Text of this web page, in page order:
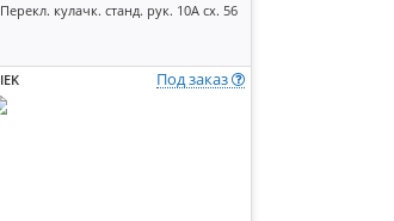
Перекл. кулачк. станд. рук. 10А сх. 56
IEK Под заказ